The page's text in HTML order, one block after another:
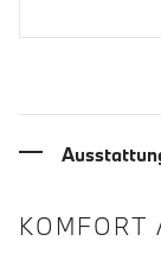
KOMFORT